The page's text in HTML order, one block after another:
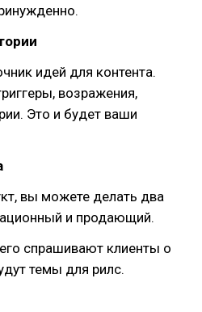
идей для контента.
возражения,
Это и будет ваши
вы можете делать два
и продающий.
спрашивают клиенты о
темы для рилс.